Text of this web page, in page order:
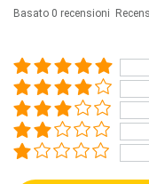
Basato 0 recensioni